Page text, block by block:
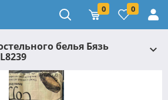
0 0
белья Бязь